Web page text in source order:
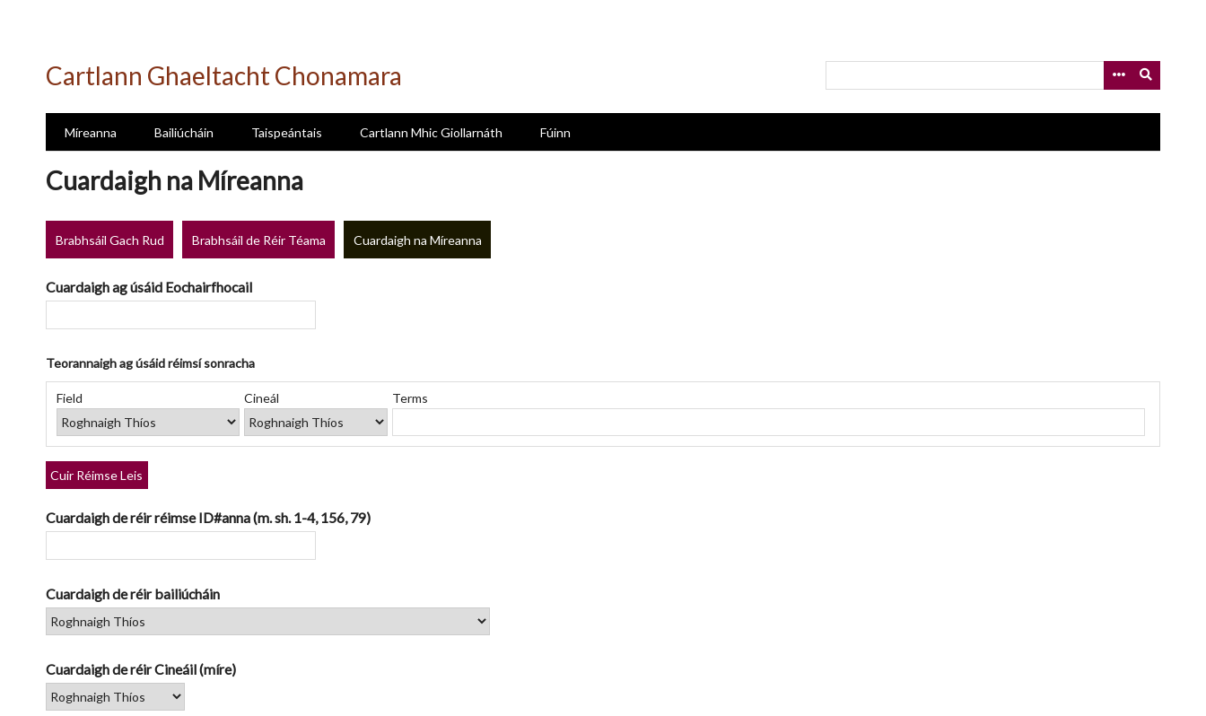
Cartlann Ghaeltacht Chonamara
Míreanna Bailiúcháin Taispeántais Cartlann Mhic Giollarnáth Fúinn
Cuardaigh na Míreanna
Brabhsáil Gach Rud Brabhsáil de Réir Téama Cuardaigh na Míreanna
Cuardaigh ag úsáid Eochairfhocail
rows
"Teorannaigh
ag
úsáid
sonracha":
Teorannaigh ag úsáid réimsí sonracha
Réimse
Cuardaigh
Cineál
Cuardaigh
Focail
Chuardaigh
Search
Joiner
Field Cineál Terms
Cuir Réimse Leis
Cuardaigh de réir réimse ID#anna (m. sh. 1-4, 156, 79)
Cuardaigh de réir bailiúcháin
Cuardaigh de réir Cineáil (míre)